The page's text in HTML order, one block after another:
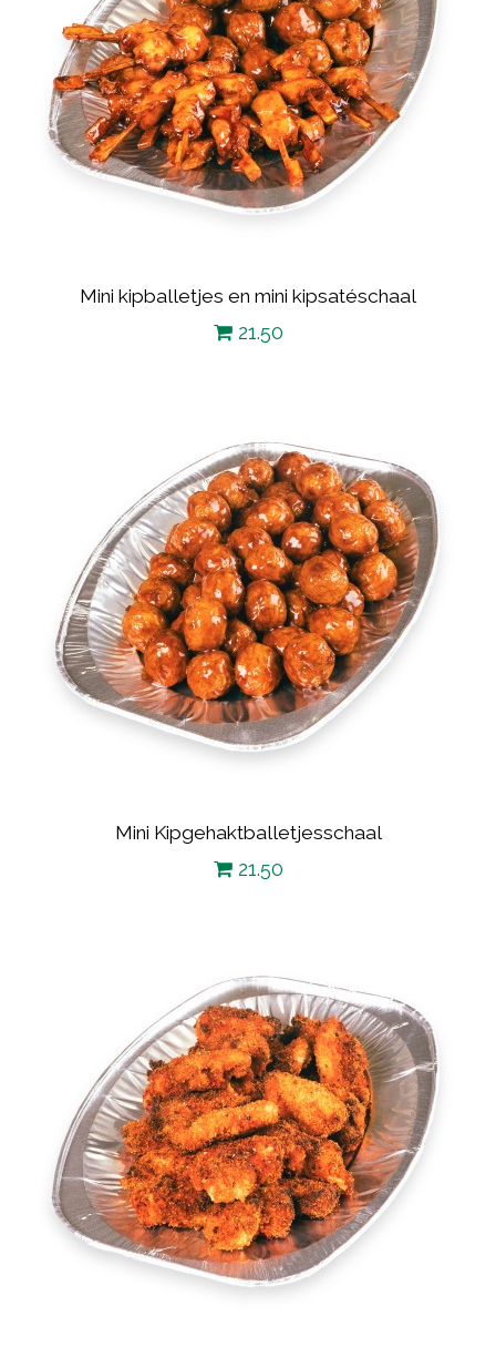
Mini kipballetjes en mini kipsatéschaal
21.50
Mini Kipgehaktballetjesschaal
21.50